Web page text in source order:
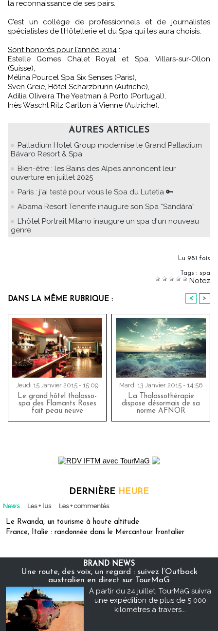
la reconnaissance de ses pairs.
C’est un collège de professionnels et de journalistes
spécialistes de l’Hôtellerie et du Spa qui les aura choisis.
Sont honorés pour l’année 2014 :
Estelle Gomes Chalet Royal et Spa, Villars-sur-Ollon
(Suisse),
Mélina Pourcel Spa Six Senses (Paris),
Sven Greie, Hôtel Scharzbrunn (Autriche),
Adilia Oliveira The Yeatman à Porto (Portugal),
Inès Waschl Ritz Carlton à Vienne (Autriche).
AUTRES ARTICLES
Palladium Hotel Group modernise le Grand Palladium
Bávaro Resort & Spa
Bien-être : les Bains des Alpes annoncent leur
ouverture en juillet 2025
Paris : j'ai testé pour vous le Spa du Lutetia 🔑
Abama Resort Tenerife inaugure son Spa “Sandára”
L’hôtel Portrait Milano inaugure un spa d'un nouveau
genre
Lu 981 fois
Tags : spa
Notez
DANS LA MÊME RUBRIQUE : < >
Jeudi 15 Janvier 2015 - 15:09
Le grand hôtel thalasso-
spa des Flamants Roses
fait peau neuve
Mardi 13 Janvier 2015 - 14:56
La Thalassothérapie
dispose désormais de sa
norme AFNOR
DERNIÈRE HEURE
News Les + lus Les + commentés
Le Rwanda, un tourisme à haute altitude
France, Italie : randonnée dans le Mercantour frontalier
BRAND NEWS
Une route, des voix, un regard : suivez l’Outback
australien en direct sur TourMaG
À partir du 24 juillet, TourMaG suivra
une expédition de plus de 5 000
kilomètres à travers...